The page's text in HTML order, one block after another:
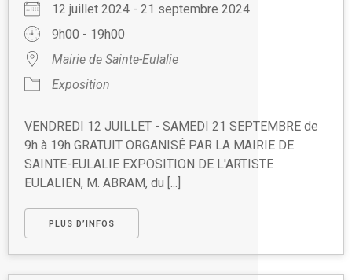
12 juillet 2024 - 21 septembre 2024
9h00 - 19h00
Mairie de Sainte-Eulalie
Exposition
VENDREDI 12 JUILLET - SAMEDI 21 SEPTEMBRE de
9h à 19h GRATUIT ORGANISÉ PAR LA MAIRIE DE
SAINTE-EULALIE EXPOSITION DE L'ARTISTE
EULALIEN, M. ABRAM, du [...]
PLUS D’INFOS